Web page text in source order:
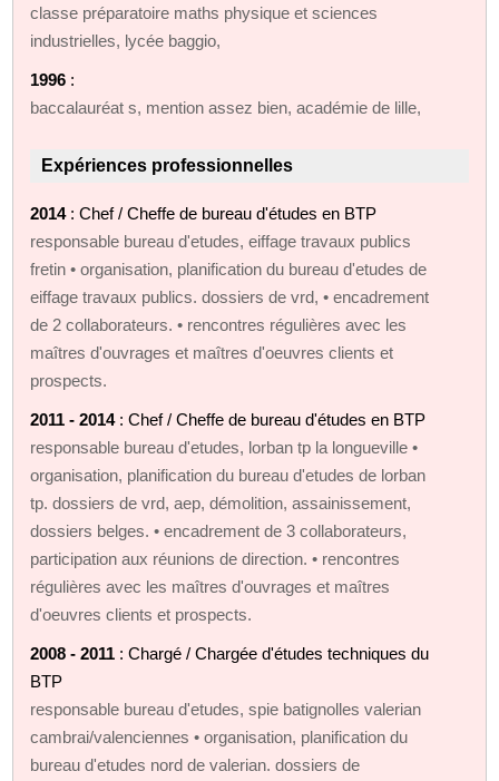
classe préparatoire maths physique et sciences
industrielles, lycée baggio,
1996 :
baccalauréat s, mention assez bien, académie de lille,
Expériences professionnelles
2014: Chef / Cheffe de bureau d'études en BTP
responsable bureau d'etudes, eiffage travaux publics
fretin • organisation, planification du bureau d'etudes de
eiffage travaux publics. dossiers de vrd, • encadrement
de 2 collaborateurs. • rencontres régulières avec les
maîtres d'ouvrages et maîtres d'oeuvres clients et
prospects.
2011 - 2014: Chef / Cheffe de bureau d'études en BTP
responsable bureau d'etudes, lorban tp la longueville •
organisation, planification du bureau d'etudes de lorban
tp. dossiers de vrd, aep, démolition, assainissement,
dossiers belges. • encadrement de 3 collaborateurs,
participation aux réunions de direction. • rencontres
régulières avec les maîtres d'ouvrages et maîtres
d'oeuvres clients et prospects.
2008 - 2011 : Chargé / Chargée d'études techniques du
BTP
responsable bureau d'etudes, spie batignolles valerian
cambrai/valenciennes • organisation, planification du
bureau d'etudes nord de valerian. dossiers de